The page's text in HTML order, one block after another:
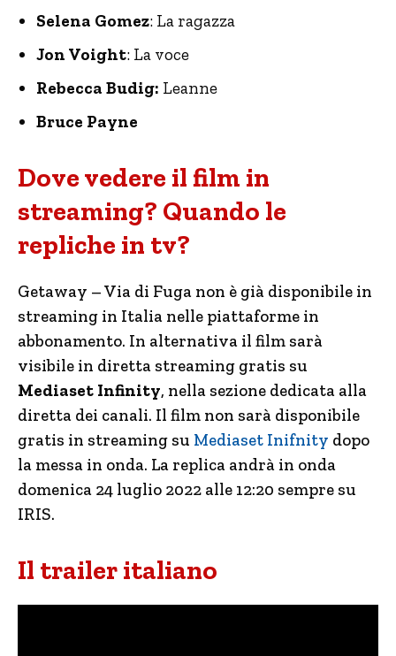
Selena Gomez: La ragazza
Jon Voight: La voce
Rebecca Budig: Leanne
Bruce Payne
Dove vedere il film in
streaming? Quando le
repliche in tv?
Getaway – Via di Fuga non è già disponibile in
streaming in Italia nelle piattaforme in
abbonamento. In alternativa il film sarà
visibile in diretta streaming gratis su
Mediaset Infinity, nella sezione dedicata alla
diretta dei canali. Il film non sarà disponibile
gratis in streaming su Mediaset Inifnity dopo
la messa in onda. La replica andrà in onda
domenica 24 luglio 2022 alle 12:20 sempre su
IRIS.
Il trailer italiano